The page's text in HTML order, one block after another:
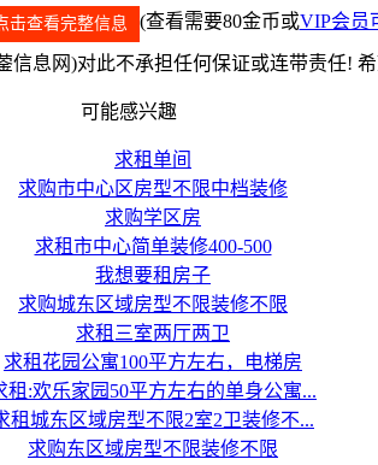
击查看完整信息 (查看需要80金币或VIP会员
息网)对此不承担任何保证或连带责任!
可能感兴趣
求租单间
求购市中心区房型不限中档装修
求购学区房
求租市中心简单装修400-500
我想要租房子
求购城东区域房型不限装修不限
求租三室两厅两卫
求租花园公寓100平方左右，电梯房
租:欢乐家园50平方左右的单身公寓...
租城东区域房型不限2室2卫装修不...
求购东区域房型不限装修不限